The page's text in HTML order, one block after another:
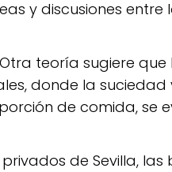
y discusiones entre
teoría sugiere
donde la suciedad
de comida, se
de Sevilla,